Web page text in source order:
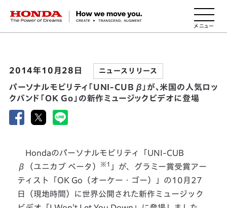
HONDA The Power of Dreams
2014年10月28日 ニュースリリース
パーソナルモビリティ「UNI-CUB β」が、米国の人気ロッ
クバンド「OK Go」の新作ミュージックビデオに登場
Hondaのパーソナルモビリティ「UNI-CUB
β（ユニカブ ベータ）
※1 」が、グラミー賞受賞アー
ティスト「OK Go（オーケー・ゴー）」の10月27
日（現地時間）に世界公開された新作ミュージック